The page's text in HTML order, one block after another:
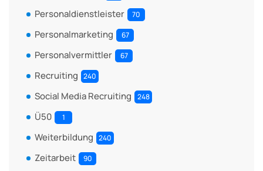
Personaldienstleister 70
Personalmarketing 67
Personalvermittler 67
Recruiting 240
Social Media Recruiting 248
Ü50 1
Weiterbildung 240
Zeitarbeit 90